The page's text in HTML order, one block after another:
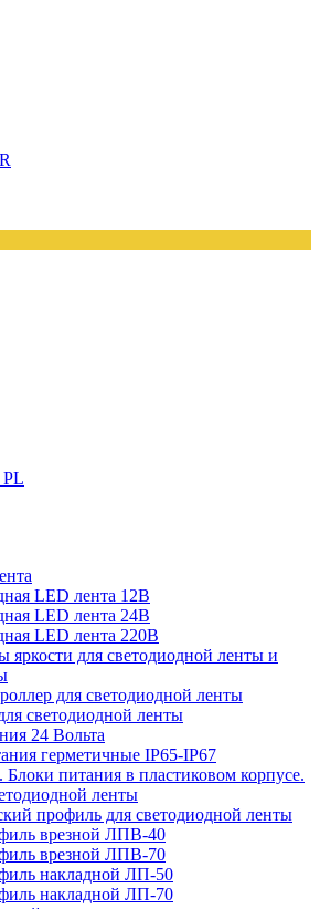
LED лента 12В
LED лента 24В
LED лента 220В
яркости для светодиодной ленты и
для светодиодной ленты
светодиодной ленты
24 Вольта
герметичные IP65-IP67
питания в пластиковом корпусе.
ленты
профиль для светодиодной ленты
врезной ЛПВ-40
врезной ЛПВ-70
накладной ЛП-50
накладной ЛП-70